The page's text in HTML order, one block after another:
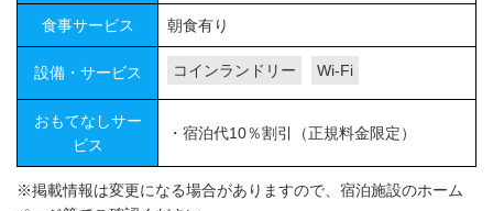
食事サービス 朝食有り
設備・サービス コインランドリー Wi-Fi
おもてなしサー
ビス
・宿泊代10％割引（正規料金限定）
※掲載情報は変更になる場合がありますので、宿泊施設のホーム